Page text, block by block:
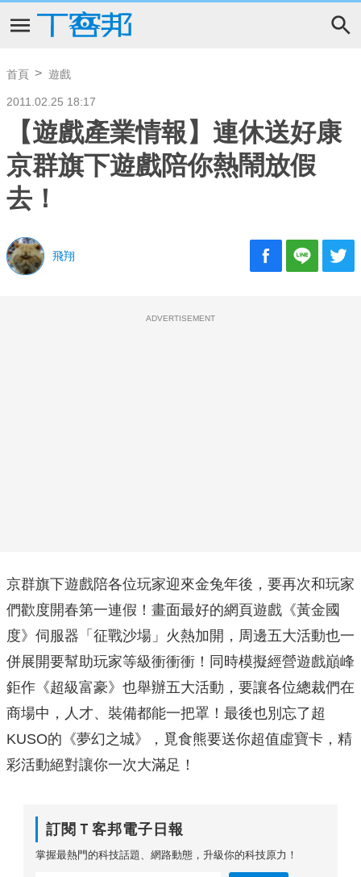
首頁 遊戲
2011.02.25 18:17
【遊戲產業情報】連休送好康
京群旗下遊戲陪你熱鬧放假
去！
飛翔
ADVERTISEMENT
京群旗下遊戲陪各位玩家迎來金兔年後，要再次和玩家
們歡度開春第一連假！畫面最好的網頁遊戲《黃金國
度》伺服器「征戰沙場」火熱加開，周邊五大活動也一
併展開要幫助玩家等級衝衝衝！同時模擬經營遊戲巔峰
鉅作《超級富豪》也舉辦五大活動，要讓各位總裁們在
商場中，人才、裝備都能一把罩！最後也別忘了超
KUSO的《夢幻之城》，覓食熊要送你超值虛寶卡，精
彩活動絕對讓你一次大滿足！
訂閱Ｔ客邦電子日報
掌握最熱門的科技話題、網路動態，升級你的科技原力！